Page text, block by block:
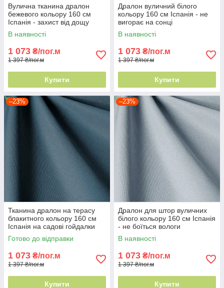
Вулична тканина дралон
бежевого кольору 160 см
Іспанія - захист від дощу
В наявності
1 073 ₴/пог.м
1 397 ₴/пог.м
Купити
Дралон вуличний білого
кольору 160 см Іспанія - не
вигорає на сонці
В наявності
1 073 ₴/пог.м
1 397 ₴/пог.м
Купити
–23%
Тканина дралон на терасу
блакитного кольору 160 см
Іспанія на садові гойдалки
Готово до відправки
1 073 ₴/пог.м
1 397 ₴/пог.м
Купити
–23%
Дралон для штор вуличних
білого кольору 160 см Іспанія
- не боїться вологи
В наявності
1 073 ₴/пог.м
1 397 ₴/пог.м
Купити